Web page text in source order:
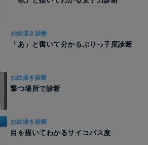
お絵描き診断
「あ」と書いて分かるぶりっ子度診断
お絵描き診断
撃つ場所で診断
お絵描き診断
目を描いてわかるサイコパス度